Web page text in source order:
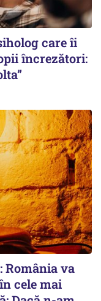
care îi
încrezători:
România va
cele mai